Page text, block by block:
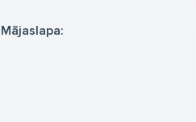
Mājaslapa: